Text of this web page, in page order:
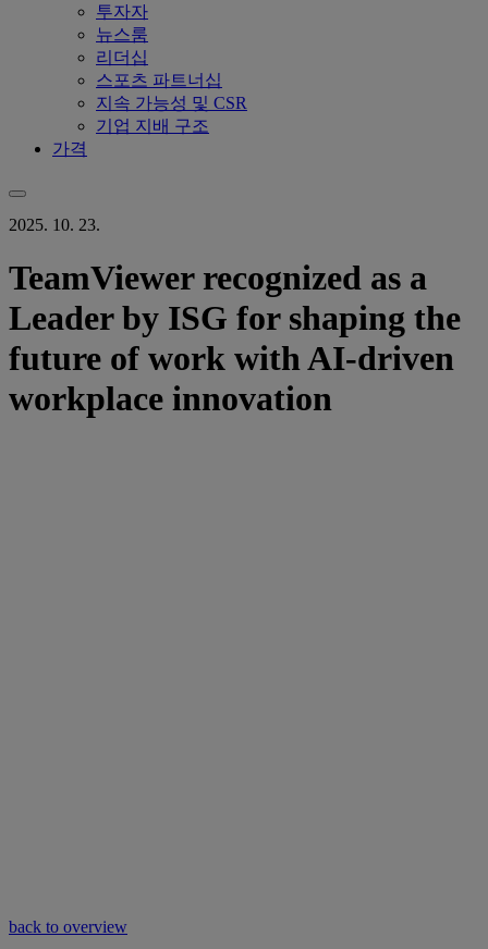
투자자
뉴스룸
리더십
스포츠 파트너십
지속 가능성 및 CSR
기업 지배 구조
가격
2025. 10. 23.
TeamViewer recognized as a
Leader by ISG for shaping the
future of work with AI-driven
workplace innovation
back to overview